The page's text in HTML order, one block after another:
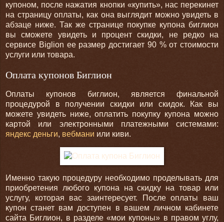
купоном, после нажатия кнопки «купить», нас перекинет
на страницу оплаты, как она выглядит можно увидеть в
абзаце ниже. Так же странице покупке купона биглион
вы сможете увидеть и процент скидки, не редко на
сервисе Biglion ее размер достигает 90 % от стоимости
услуги или товара.
Оплата купонов Биглион
Оплаты купонов биглион, является финальной
процедурой в получении скидки или скидок. Как вы
можете увидеть ниже, оплатить покупку купона можно
картой или электронными платежными системами:
яндекс деньги, вебмани или киви.
Именно такую процедуру необходимо проделывать для
приобретения любого купона на скидку на товар или
услугу, которая вас заинтересует. После оплаты ваш
купон станет вам доступен в вашем личном кабинете
сайта Биглион, в разделе «мои купоны» в правом углу,